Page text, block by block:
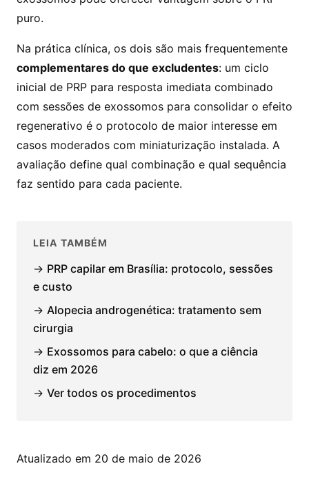
puro.
Na prática clínica, os dois são mais frequentemente
complementares do que excludentes: um ciclo
inicial de PRP para resposta imediata combinado
com sessões de exossomos para consolidar o efeito
regenerativo é o protocolo de maior interesse em
casos moderados com miniaturização instalada. A
avaliação define qual combinação e qual sequência
faz sentido para cada paciente.
LEIA TAMBÉM
→ PRP capilar em Brasília: protocolo, sessões
e custo
→ Alopecia androgenética: tratamento sem
cirurgia
→ Exossomos para cabelo: o que a ciência
diz em 2026
→ Ver todos os procedimentos
Atualizado em 20 de maio de 2026